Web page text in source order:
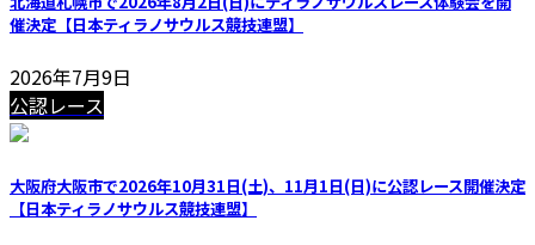
催決定【日本ティラノサウルス競技連盟】
2026年7月9日
公認レース
大阪府大阪市で2026年10月31日(土)、11月1日(日)に公認レース開催決定
【日本ティラノサウルス競技連盟】